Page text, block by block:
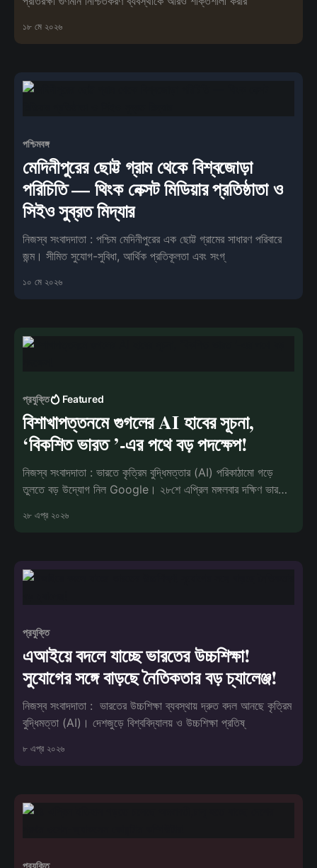
১৮ মে ২০২৬
পশ্চিমবঙ্গ
মেদিনীপুরের ছোট্ট গ্রাম থেকে বিশ্বজোড়া
পরিচিতি — থিংক নেক্সট মিডিয়ার প্রতিষ্ঠাতা ও
সিইও সুব্রত মিদ্যার
নিজস্ব সংবাদদাতা : পশ্চিম মেদিনীপুরের এক ছোট্ট গ্রামের সাধারণ পরিবারে
জন্ম। সীমিত সুযোগ-সুবিধা, আর্থিক প্রতিকূলতা এবং সংগ্
১০ মে ২০২৬
প্রযুক্তি Featured
বিশাখাপত্তনমে গুগলের AI হাবের সূচনা,
‘বিকশিত ভারত ’-এর পথে বড় পদক্ষেপ!
নিজস্ব সংবাদদাতা : ভারতে কৃত্রিম বুদ্ধিমত্তার (AI) পরিকাঠামো গড়ে
তুলতে বড় উদ্যোগ নিল Google। ২৮শে এপ্রিল মঙ্গলবার দক্ষিণ ভারতের
২৮ এপ্র ২০২৬
প্রযুক্তি
এআইয়ে বদলে যাচ্ছে ভারতের উচ্চশিক্ষা!
সুযোগের সঙ্গে বাড়ছে নৈতিকতার বড় চ্যালেঞ্জ!
নিজস্ব সংবাদদাতা : ভারতের উচ্চশিক্ষা ব্যবস্থায় দ্রুত বদল আনছে কৃত্রিম
বুদ্ধিমত্তা (AI)। দেশজুড়ে বিশ্ববিদ্যালয় ও উচ্চশিক্ষা প্রতিষ্
৮ এপ্র ২০২৬